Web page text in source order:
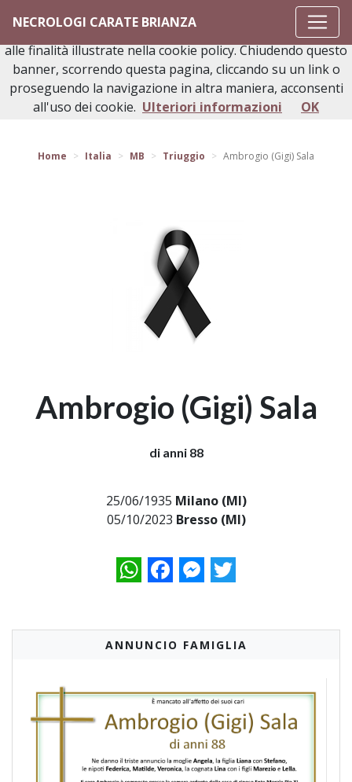
NECROLOGI CARATE BRIANZA
Torna indietro
Home Italia MB Triuggio Ambrogio (Gigi) Sala
Ambrogio (Gigi) Sala
di anni 88
25/06/1935 Milano (MI)
05/10/2023 Bresso (MI)
WhatsAppFacebookMessenger
Twitter
ANNUNCIO FAMIGLIA
Questo sito o gli strumenti terzi da questo utilizzati si
avvalgono di cookie necessari al funzionamento ed utili
alle finalità illustrate nella cookie policy. Chiudendo questo
banner, scorrendo questa pagina, cliccando su un link o
proseguendo la navigazione in altra maniera, acconsenti
all'uso dei cookie. Ulteriori informazioni OK